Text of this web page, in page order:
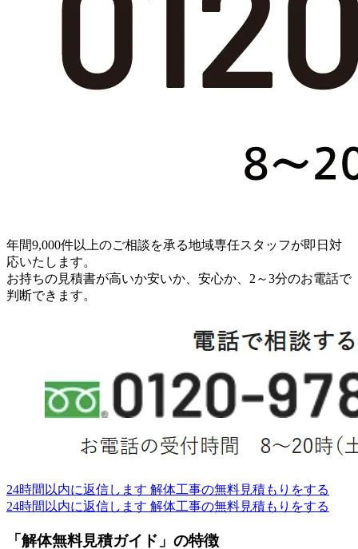
年間9,000件以上のご相談を承る地域専任スタッフが即日対
応いたします。
お持ちの見積書が高いか安いか、安心か、2～3分のお電話で
判断できます。
24時間以内に返信します 解体工事の無料見積もりをする
24時間以内に返信します 解体工事の無料見積もりをする
「解体無料見積ガイド」の特徴